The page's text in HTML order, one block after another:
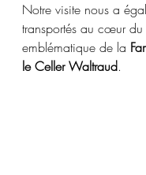
Notre visite nous a
transportés au cœur
emblématique de la
le Celler Waltraud.